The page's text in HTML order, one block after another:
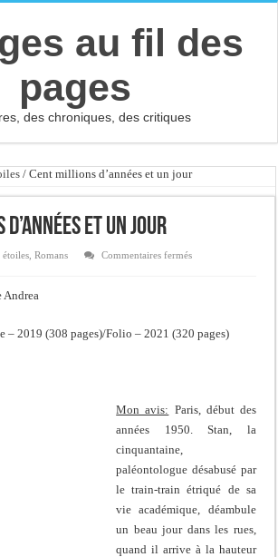
au fil des
pages
des chroniques, des critiques
/ Cent millions d’années et un jour
et un jour
étoiles ,Romans Commentaires ferméssur
Andrea
– 2019 (308 pages)/Folio – 2021 (320 pages)
Mon avis: Paris, début des
années 1950. Stan, la
cinquantaine,
paléontologue désabusé par
le train-train étriqué de sa
vie académique, déambule
un beau jour dans les rues,
quand il arrive à la hauteur